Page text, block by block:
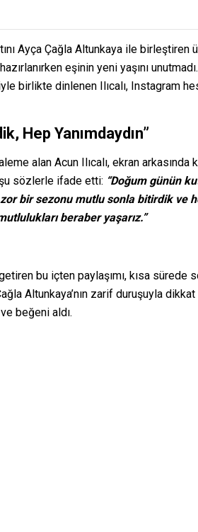
Ayça Çağla Altunkaya ile birleştiren
eşinin yeni yaşını
birlikte dinlenen Ilıcalı, Instagram
Hep Yanımdaydın”
alan Acun Ilıcalı, ekran
sözlerle ifade etti: “Doğum günün
bir sezonu mutlu sonla bitirdik ve
beraber yaşarız.”
bu içten paylaşımı, kısa sürede
Altunkaya’nın zarif duruşuyla
beğeni aldı.